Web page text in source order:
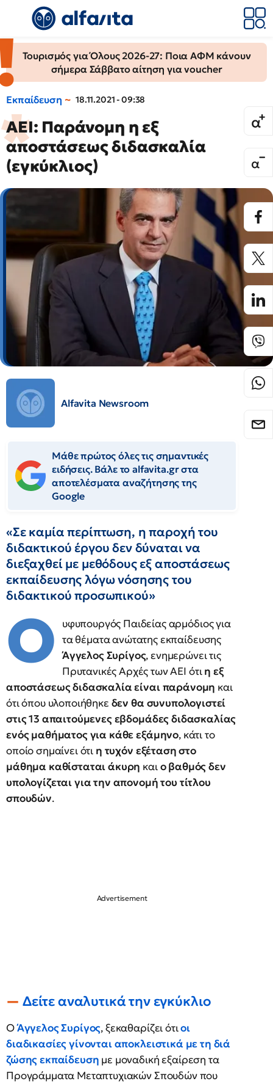
Τουρισμός για Όλους 2026-27: Ποια ΑΦΜ κάνουν
σήμερα Σάββατο αίτηση για voucher
Εκπαίδευση 18.11.2021 - 09:38
ΑΕΙ: Παράνομη η εξ
αποστάσεως διδασκαλία
(εγκύκλιος)
Alfavita Newsroom
Μάθε πρώτος όλες τις σημαντικές
ειδήσεις. Βάλε το alfavita.gr στα
αποτελέσματα αναζήτησης της
Google
«Σε καμία περίπτωση, η παροχή του
διδακτικού έργου δεν δύναται να
διεξαχθεί με μεθόδους εξ αποστάσεως
εκπαίδευσης λόγω νόσησης του
διδακτικού προσωπικού»
Ο
υφυπουργός Παιδείας αρμόδιος για
τα θέματα ανώτατης εκπαίδευσης
Άγγελος Συρίγος, ενημερώνει τις
Πρυτανικές Αρχές των ΑΕΙ ότιη εξ
αποστάσεως διδασκαλία είναι παράνομη και
ότι όπου υλοποιήθηκε δεν θα συνυπολογιστεί
στις 13 απαιτούμενες εβδομάδες διδασκαλίας
ενός μαθήματος για κάθε εξάμηνο, κάτι το
οποίο σημαίνει ότι η τυχόν εξέταση στο
μάθημα καθίσταται άκυρη καιο βαθμός δεν
υπολογίζεται για την απονομή του τίτλου
σπουδών.
Δείτε αναλυτικά την εγκύκλιο
ΟΆγγελος Συρίγος, ξεκαθαρίζει ότιοι
διαδικασίες γίνονται αποκλειστικά με τη διά
ζώσης εκπαίδευση με μοναδική εξαίρεση τα
Προγράμματα Μεταπτυχιακών Σπουδών που